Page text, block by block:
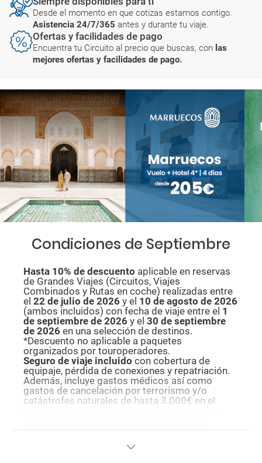
Desde el momento en que cotizas estamos contigo.
Asistencia 24/7/365 antes y durante tu viaje.
Ofertas y facilidades de pago
Encuentra tu Circuito al precio que buscas, con las
mejores ofertas y facilidades de pago.
Condiciones de Septiembre
Hasta 10% de descuento aplicable en reservas
de Grandes Viajes (Circuitos, Viajes
Combinados y Rutas en coche) realizadas entre
el 22 de julio de 2026 y el 10 de agosto de 2026
(ambos incluidos) con fecha de viaje entre el 1
de septiembre de 2026 y el 30 de septiembre
de 2026 en una selección de destinos.
*Descuento no aplicable a paquetes
organizados por touroperadores.
Seguro de viaje incluido con cobertura de
equipaje, pérdida de conexiones y repatriación.
Además, incluye gastos médicos así como
gastos de cancelación por terrorismo y/o
catástrofes naturales de hasta 3.000€ en el
si quiere reforzar esta asistencia tiene que